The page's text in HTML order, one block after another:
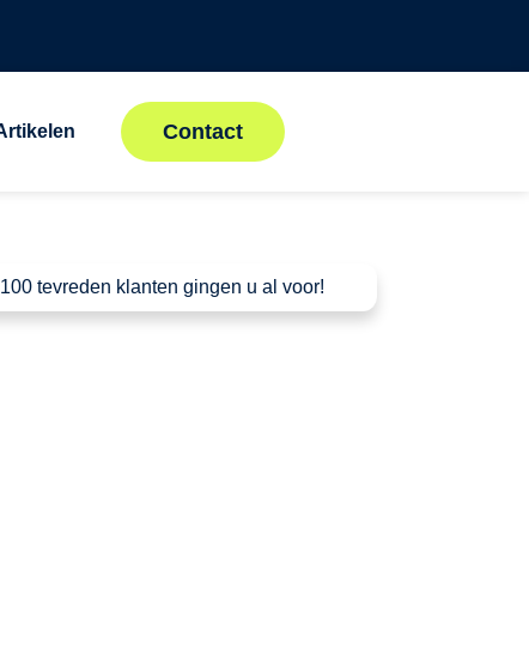
Contact
tevreden klanten gingen u al voor!